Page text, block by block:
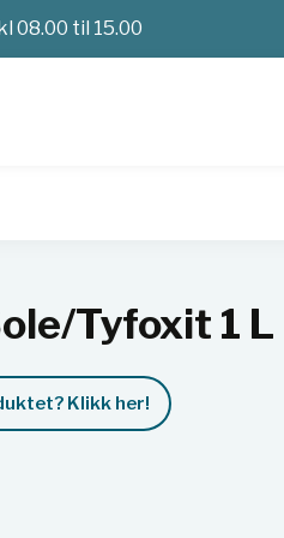
08.00 til 15.00
Tyfoxit 1 L
Klikk her!